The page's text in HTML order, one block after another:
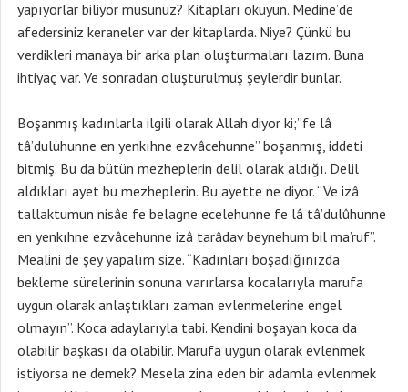
yapıyorlar biliyor musunuz? Kitapları okuyun. Medine’de
afedersiniz keraneler var der kitaplarda. Niye? Çünkü bu
verdikleri manaya bir arka plan oluşturmaları lazım. Buna
ihtiyaç var. Ve sonradan oluşturulmuş şeylerdir bunlar.
Boşanmış kadınlarla ilgili olarak Allah diyor ki;”fe lâ
tâ’duluhunne en yenkıhne ezvâcehunne” boşanmış, iddeti
bitmiş. Bu da bütün mezheplerin delil olarak aldığı. Delil
aldıkları ayet bu mezheplerin. Bu ayette ne diyor. “Ve izâ
tallaktumun nisâe fe belagne ecelehunne fe lâ tâ’dulûhunne
en yenkıhne ezvâcehunne izâ tarâdav beynehum bil ma’ruf”.
Mealini de şey yapalım size. “Kadınları boşadığınızda
bekleme sürelerinin sonuna varırlarsa kocalarıyla marufa
uygun olarak anlaştıkları zaman evlenmelerine engel
olmayın”. Koca adaylarıyla tabi. Kendini boşayan koca da
olabilir başkası da olabilir. Marufa uygun olarak evlenmek
istiyorsa ne demek? Mesela zina eden bir adamla evlenmek